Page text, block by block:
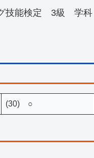
グ技能検定 3級 学科
(30) ○